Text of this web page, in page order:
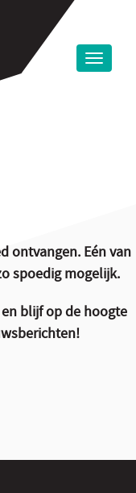
ontvangen. Eén van
spoedig mogelijk.
blijf op de hoogte